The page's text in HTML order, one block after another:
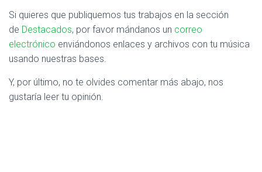
Si quieres que publiquemos tus trabajos en la sección
de Destacados, por favor mándanos un correo
electrónico enviándonos enlaces y archivos con tu música
usando nuestras bases.
Y, por último, no te olvides comentar más abajo, nos
gustaría leer tu opinión.